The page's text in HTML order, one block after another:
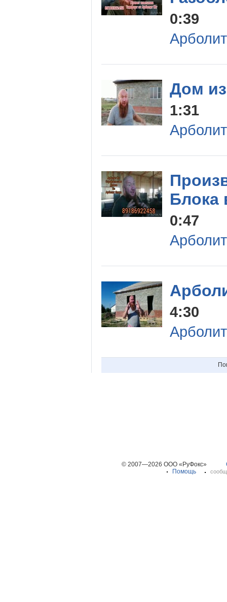
0:39
Дом
1:31
Блока
0:47
4:30
© 2007—2026 ООО «РуФокс»
Помощь